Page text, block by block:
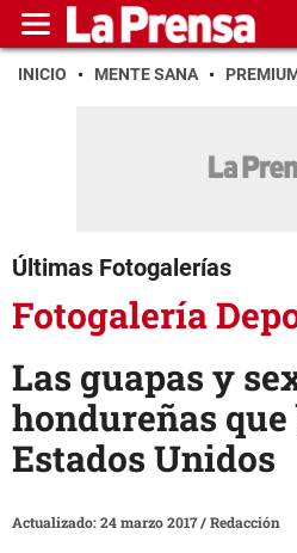
INICIO MENTE SANA
Últimas Fotogalerías
Fotogalería
Las guapas y
hondureñas
Estados Unidos
Actualizado: 24 marzo 2017/Redacción